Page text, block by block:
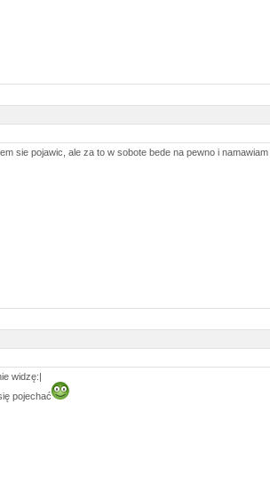
sie pojawic, ale za to w sobote bede na pewno i
widzę:|
pojechać